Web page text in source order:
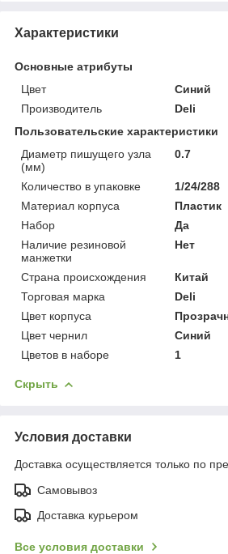
Характеристики
Основные атрибуты
Цвет
Синий
Производитель
Deli
Пользовательские характеристики
Диаметр пишущего узла
(мм)
0.7
Количество в упаковке
1/24/288
Материал корпуса
Пластик
Набор
Да
Наличие резиновой
манжетки
Нет
Страна происхождения
Китай
Торговая марка
Deli
Цвет корпуса
Цвет чернил
Синий
Цветов в наборе
1
Скрыть
Условия доставки
Доставка осуществляется только по
Самовывоз
Доставка курьером
Все условия доставки